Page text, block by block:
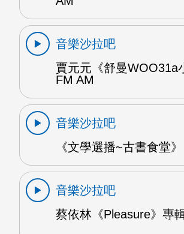
音樂沙拉吧
賈元元《舒曼WOO31a
FM AM
音樂沙拉吧
《文學選播~古書食堂
音樂沙拉吧
蔡依林《Pleasure》專